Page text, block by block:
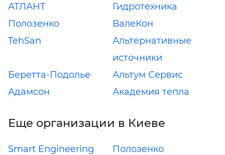
АТЛАНТ
Гидротехника
Полозенко
ВалеКон
TehSan
Альтернативные
источники
Беретта-Подолье
Альтум Сервис
Адамсон
Академия тепла
Еще организации в Киеве
Smart Engineering
Полозенко